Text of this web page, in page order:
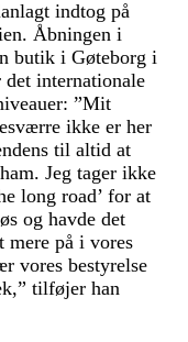
indtog på
Åbningen i
butik i Gøteborg i
internationale
”Mit
ikke er her
til altid at
Jeg tager ikke
long road’ for at
og havde det
mere på i vores
vores bestyrelse
tilføjer han